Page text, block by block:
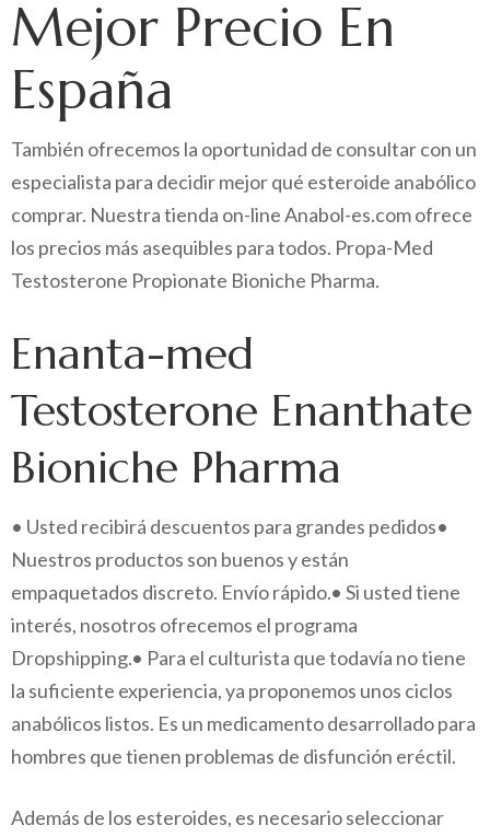
Mejor Precio En
España
También ofrecemos la oportunidad de consultar con un
especialista para decidir mejor qué esteroide anabólico
comprar. Nuestra tienda on-line Anabol-es.com ofrece
los precios más asequibles para todos. Propa-Med
Testosterone Propionate Bioniche Pharma.
Enanta-med
Testosterone Enanthate
Bioniche Pharma
• Usted recibirá descuentos para grandes pedidos•
Nuestros productos son buenos y están
empaquetados discreto. Envío rápido.• Si usted tiene
interés, nosotros ofrecemos el programa
Dropshipping.• Para el culturista que todavía no tiene
la suficiente experiencia, ya proponemos unos ciclos
anabólicos listos. Es un medicamento desarrollado para
hombres que tienen problemas de disfunción eréctil.
Además de los esteroides, es necesario seleccionar